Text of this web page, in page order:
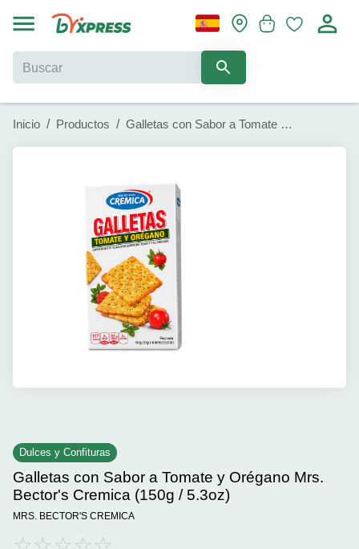
Inicio / Productos / Galletas con Sabor a Tomate y Orégano Mrs. Bector's Cremica (150g / 5.3oz)
Dulces y Confituras
Galletas con Sabor a Tomate y Orégano Mrs.
Bector's Cremica (150g / 5.3oz)
MRS. BECTOR'S CREMICA